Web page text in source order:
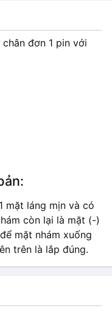
đơn 1 pin với
mặt láng mịn và có
còn lại là mặt (-)
mặt nhám xuống
trên là lắp đúng.